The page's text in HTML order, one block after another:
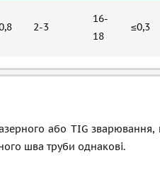
2-3
16-
18
≤0,3
або TIG
шва труби однакові.